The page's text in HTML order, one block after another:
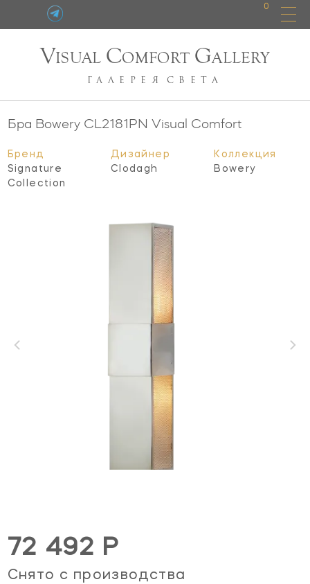
0
VISUAL COMFORT GALLERY
ГАЛЕРЕЯ СВЕТА
Бра Bowery CL2181PN Visual Comfort
Бренд
Signature
Collection
Дизайнер
Clodagh
Коллекция
Bowery
72 492 Р
Снято с производства